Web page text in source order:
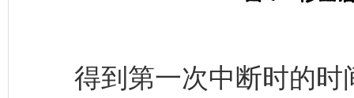
得到第一次中断时的时间